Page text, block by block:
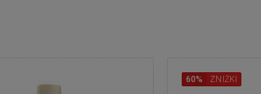
60% ZNIŻKI